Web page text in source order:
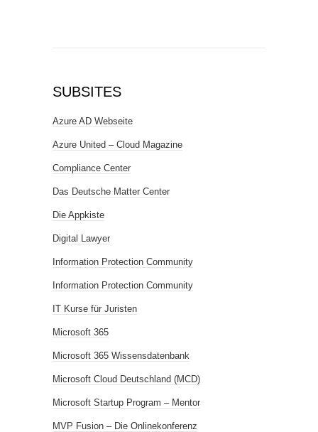
SUBSITES
Azure AD Webseite
Azure United – Cloud Magazine
Compliance Center
Das Deutsche Matter Center
Die Appkiste
Digital Lawyer
Information Protection Community
Information Protection Community
IT Kurse für Juristen
Microsoft 365
Microsoft 365 Wissensdatenbank
Microsoft Cloud Deutschland (MCD)
Microsoft Startup Program – Mentor
MVP Fusion – Die Onlinekonferenz